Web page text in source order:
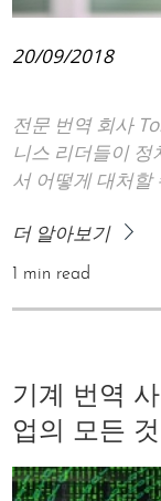
20/09/2018
전문 번역 회사
니스 리더들이 정
서 어떻게 대처할
더 알아보기
1 min read
기계 번역
업의 모든 것